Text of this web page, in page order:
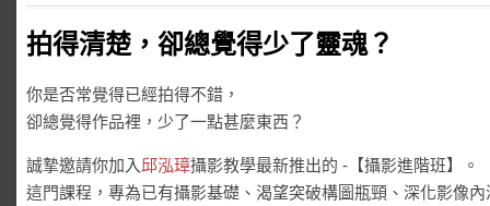
拍得清楚，卻總覺得少了靈魂？
你是否常覺得已經拍得不錯，
卻總覺得作品裡，少了一點甚麼東西？
誠摯邀請你加入 邱泓璋攝影教學最新推出的 -【攝影進階班】。
這門課程，專為已有攝影基礎、渴望突破構圖瓶頸、深化影像內